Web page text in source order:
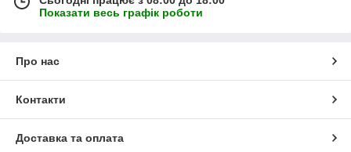
Показати весь графік роботи
Про нас
Контакти
Доставка та оплата